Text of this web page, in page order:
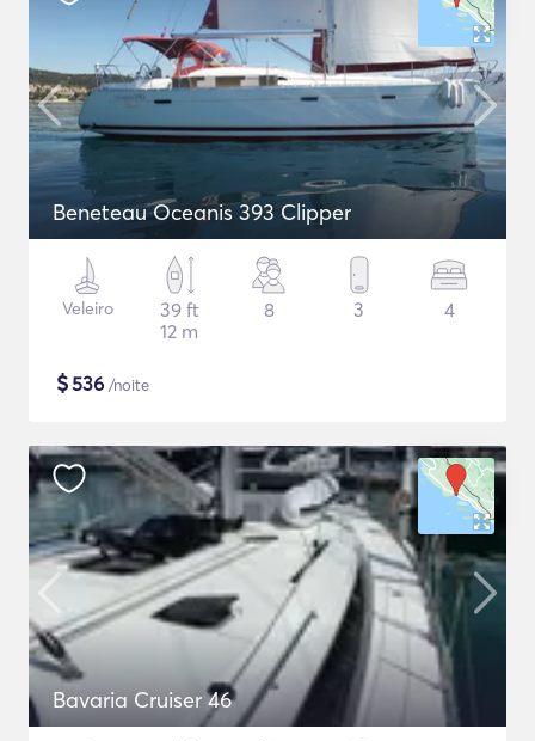
Beneteau Oceanis 393 Clipper
Veleiro
39 ft
12 m
8 3 4
$536 /noite
Bavaria Cruiser 46